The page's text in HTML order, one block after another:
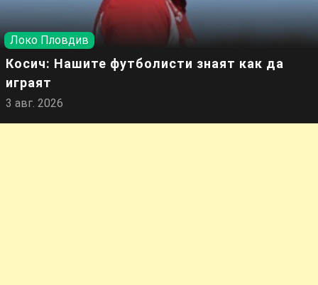
Локо Пловдив
Косич: Нашите футболисти знаят как да
играят
3 авг. 2026